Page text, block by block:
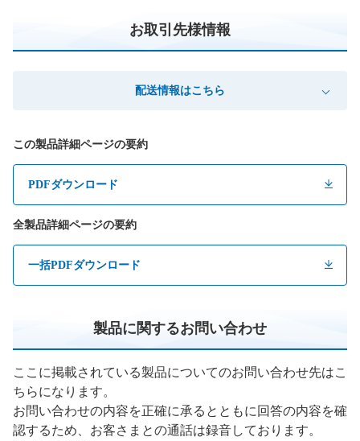
お取引先様情報
配送情報はこちら
この製品詳細ページの要約
PDFダウンロード
全製品詳細ページの要約
一括PDFダウンロード
製品に関するお問い合わせ
ここに掲載されている製品についてのお問い合わせ先はこ
ちらになります。
お問い合わせの内容を正確に承るとともに回答の内容を確
認するため、お客さまとの通話は録音しております。